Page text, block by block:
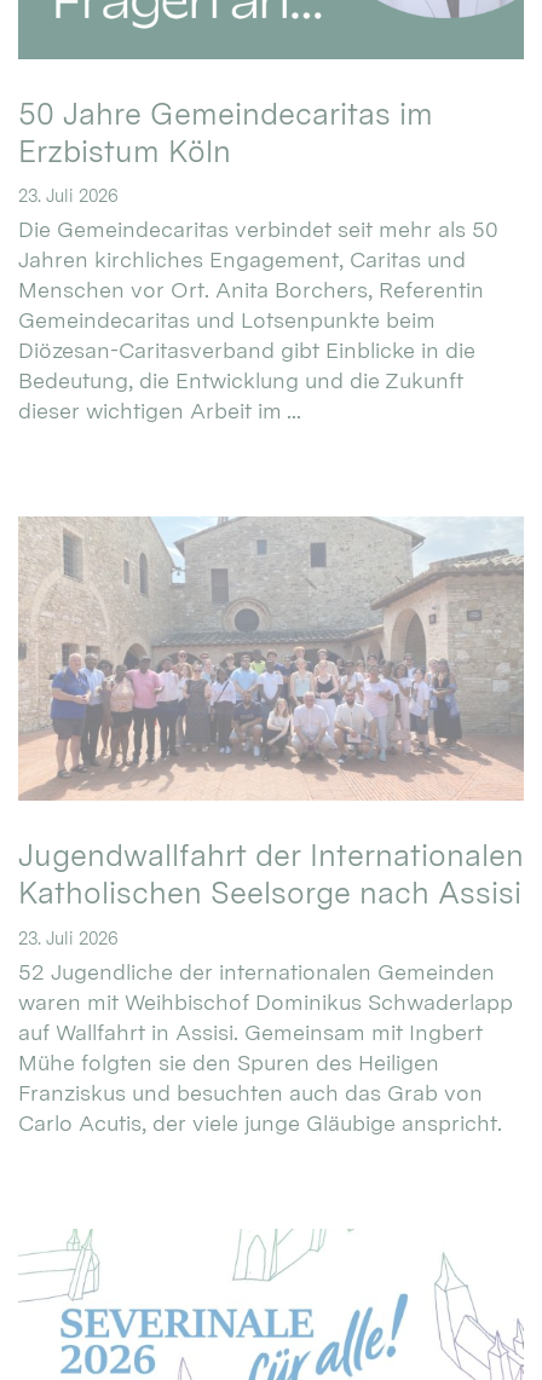
50 Jahre Gemeindecaritas im
Erzbistum Köln
23. Juli 2026
Die Gemeindecaritas verbindet seit mehr als 50
Jahren kirchliches Engagement, Caritas und
Menschen vor Ort. Anita Borchers, Referentin
Gemeindecaritas und Lotsenpunkte beim
Diözesan-Caritasverband gibt Einblicke in die
Bedeutung, die Entwicklung und die Zukunft
dieser wichtigen Arbeit im ...
Jugendwallfahrt der Internationalen
Katholischen Seelsorge nach Assisi
23. Juli 2026
52 Jugendliche der internationalen Gemeinden
waren mit Weihbischof Dominikus Schwaderlapp
auf Wallfahrt in Assisi. Gemeinsam mit Ingbert
Mühe folgten sie den Spuren des Heiligen
Franziskus und besuchten auch das Grab von
Carlo Acutis, der viele junge Gläubige anspricht.